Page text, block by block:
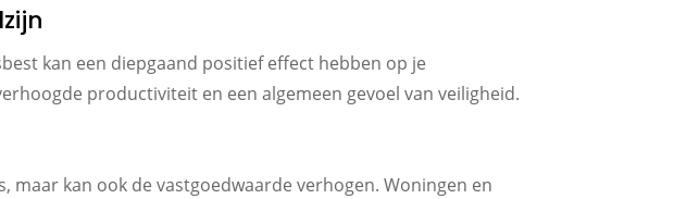
kan een diepgaand positief effect hebben op je
productiviteit en een algemeen gevoel van veiligheid.
maar kan ook de vastgoedwaarde verhogen. Woningen en